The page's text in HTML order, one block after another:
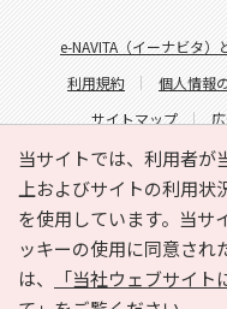
当サイトでは、利用者が
上およびサイトの利用状
を使用しています。当サ
ッキーの使用に同意され
は、
「当社ウェブサイ
e-NAVITA（イーナビタ）
利用規約
個人情報
サイトマップ
サイトの